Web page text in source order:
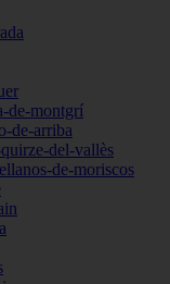
de-montgrí
de-arriba
del-vallès
de-moriscos